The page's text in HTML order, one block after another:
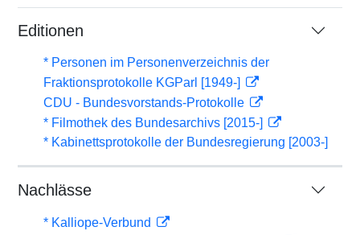
Editionen
* Personen im Personenverzeichnis der
Fraktionsprotokolle KGParl [1949-]
CDU - Bundesvorstands-Protokolle
* Filmothek des Bundesarchivs [2015-]
* Kabinettsprotokolle der Bundesregierung [2003-]
Nachlässe
* Kalliope-Verbund